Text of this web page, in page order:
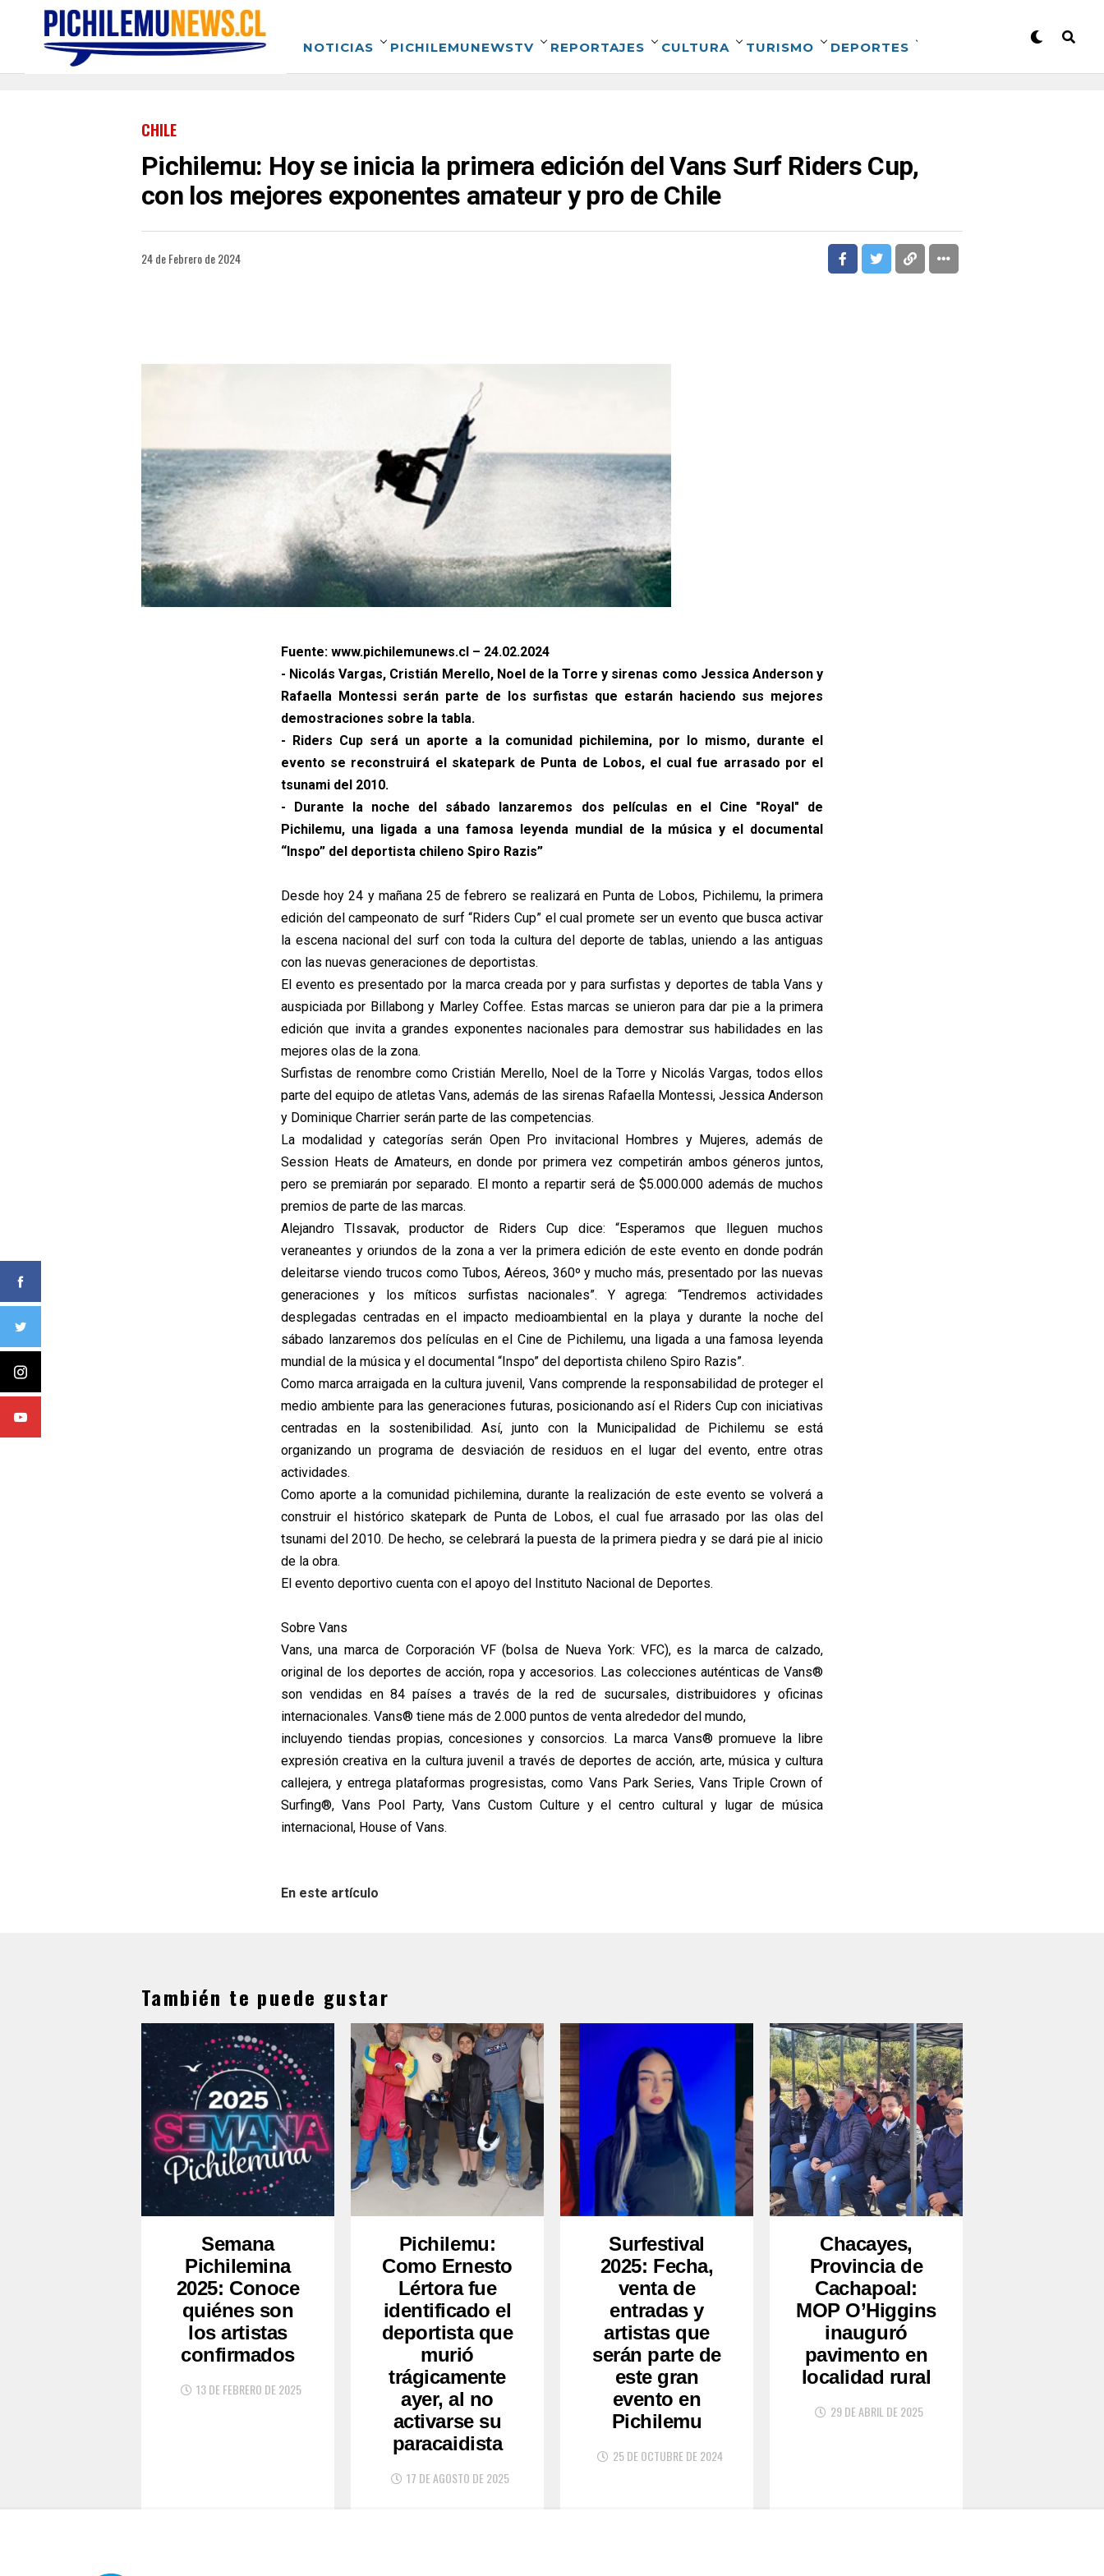
NOTICIAS PICHILEMUNEWSTV REPORTAJES CULTURA TURISMO DEPORTES
CHILE
Pichilemu: Hoy se inicia la primera edición del Vans Surf Riders Cup,
con los mejores exponentes amateur y pro de Chile
24 de Febrero de 2024
Fuente: www.pichilemunews.cl – 24.02.2024
- Nicolás Vargas, Cristián Merello, Noel de la Torre y sirenas como Jessica Anderson y
Rafaella Montessi serán parte de los surfistas que estarán haciendo sus mejores
demostraciones sobre la tabla.
- Riders Cup será un aporte a la comunidad pichilemina, por lo mismo, durante el
evento se reconstruirá el skatepark de Punta de Lobos, el cual fue arrasado por el
tsunami del 2010.
- Durante la noche del sábado lanzaremos dos películas en el Cine "Royal" de
Pichilemu, una ligada a una famosa leyenda mundial de la música y el documental
“Inspo” del deportista chileno Spiro Razis”
Desde hoy 24 y mañana 25 de febrero se realizará en Punta de Lobos, Pichilemu, la primera
edición del campeonato de surf “Riders Cup” el cual promete ser un evento que busca activar
la escena nacional del surf con toda la cultura del deporte de tablas, uniendo a las antiguas
con las nuevas generaciones de deportistas.
El evento es presentado por la marca creada por y para surfistas y deportes de tabla Vans y
auspiciada por Billabong y Marley Coffee. Estas marcas se unieron para dar pie a la primera
edición que invita a grandes exponentes nacionales para demostrar sus habilidades en las
mejores olas de la zona.
Surfistas de renombre como Cristián Merello, Noel de la Torre y Nicolás Vargas, todos ellos
parte del equipo de atletas Vans, además de las sirenas Rafaella Montessi, Jessica Anderson
y Dominique Charrier serán parte de las competencias.
La modalidad y categorías serán Open Pro invitacional Hombres y Mujeres, además de
Session Heats de Amateurs, en donde por primera vez competirán ambos géneros juntos,
pero se premiarán por separado. El monto a repartir será de $5.000.000 además de muchos
premios de parte de las marcas.
Alejandro TIssavak, productor de Riders Cup dice: “Esperamos que lleguen muchos
veraneantes y oriundos de la zona a ver la primera edición de este evento en donde podrán
deleitarse viendo trucos como Tubos, Aéreos, 360º y mucho más, presentado por las nuevas
generaciones y los míticos surfistas nacionales”. Y agrega: “Tendremos actividades
desplegadas centradas en el impacto medioambiental en la playa y durante la noche del
sábado lanzaremos dos películas en el Cine de Pichilemu, una ligada a una famosa leyenda
mundial de la música y el documental “Inspo” del deportista chileno Spiro Razis”.
Como marca arraigada en la cultura juvenil, Vans comprende la responsabilidad de proteger el
medio ambiente para las generaciones futuras, posicionando así el Riders Cup con iniciativas
centradas en la sostenibilidad. Así, junto con la Municipalidad de Pichilemu se está
organizando un programa de desviación de residuos en el lugar del evento, entre otras
actividades.
Como aporte a la comunidad pichilemina, durante la realización de este evento se volverá a
construir el histórico skatepark de Punta de Lobos, el cual fue arrasado por las olas del
tsunami del 2010. De hecho, se celebrará la puesta de la primera piedra y se dará pie al inicio
de la obra.
El evento deportivo cuenta con el apoyo del Instituto Nacional de Deportes.
Sobre Vans
Vans, una marca de Corporación VF (bolsa de Nueva York: VFC), es la marca de calzado,
original de los deportes de acción, ropa y accesorios. Las colecciones auténticas de Vans®
son vendidas en 84 países a través de la red de sucursales, distribuidores y oficinas
internacionales. Vans® tiene más de 2.000 puntos de venta alrededor del mundo,
incluyendo tiendas propias, concesiones y consorcios. La marca Vans® promueve la libre
expresión creativa en la cultura juvenil a través de deportes de acción, arte, música y cultura
callejera, y entrega plataformas progresistas, como Vans Park Series, Vans Triple Crown of
Surfing®, Vans Pool Party, Vans Custom Culture y el centro cultural y lugar de música
internacional, House of Vans.
En este artículo
También te puede gustar
Semana
Pichilemina
2025: Conoce
quiénes son
los artistas
confirmados
13 DE FEBRERO DE 2025
Pichilemu:
Como Ernesto
Lértora fue
identificado el
deportista que
murió
trágicamente
ayer, al no
activarse su
paracaidista
17 DE AGOSTO DE 2025
Surfestival
2025: Fecha,
venta de
entradas y
artistas que
serán parte de
este gran
evento en
Pichilemu
25 DE OCTUBRE DE 2024
Chacayes,
Provincia de
Cachapoal:
MOP O’Higgins
inauguró
pavimento en
localidad rural
29 DE ABRIL DE 2025